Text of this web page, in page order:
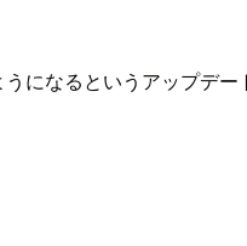
になるというアップデー